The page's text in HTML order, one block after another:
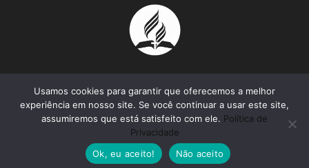
Projeto Juntos 2021 - Todos os Direitos
Reservados
Usamos cookies para garantir que oferecemos a melhor
experiência em nosso site. Se você continuar a usar este site,
assumiremos que está satisfeito com ele. Política de
Privacidade
Ok, eu aceito!
Não aceito